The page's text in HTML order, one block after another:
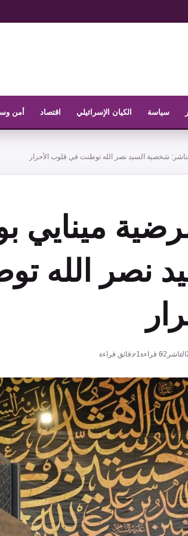
سياسة الكيان الإسرائيلي اقتصاد أمن
شخصية السيد نصر الله توطنت في قلوب الأحرار
مينايي
نصر الله
الناشر 62 قراءة1 دقائق قراءة